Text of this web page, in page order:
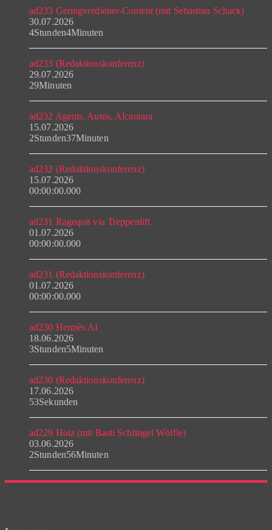
ad233 Geringverdiener-Content (mit Sebastian Schack)
30.07.2026
4Stunden4Minuten
ad233 (Redaktionskonferenz)
29.07.2026
29Minuten
ad232 Agents, Autos, Alcantara
15.07.2026
2Stunden37Minuten
ad232 (Redaktionskonferenz)
15.07.2026
00:00:00.000
ad231 Ragequit via Treppenlift
01.07.2026
00:00:00.000
ad231 (Redaktionskonferenz)
01.07.2026
00:00:00.000
ad230 Hermès AI
18.06.2026
3Stunden5Minuten
ad230 (Redaktionskonferenz)
17.06.2026
53Sekunden
ad229 Holz (mit Basti Schlingel Wölfle)
03.06.2026
2Stunden56Minuten